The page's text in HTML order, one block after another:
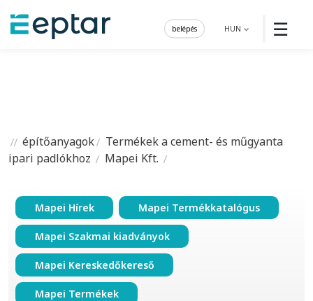
☰
HUN
belépés
építőanyagok
Termékek a cement- és műgyanta
ipari padlókhoz
Mapei Kft.
Mapei Hírek Mapei Termékkatalógus
Mapei Szakmai kiadványok
Mapei Kereskedőkereső
Mapei Termékek